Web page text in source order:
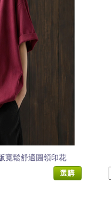
寬鬆舒適圓領印花
選購